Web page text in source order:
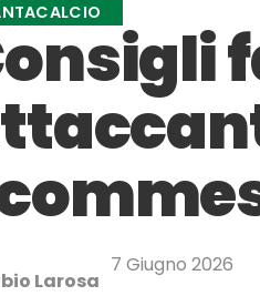
Larosa
7 Giugno 2026